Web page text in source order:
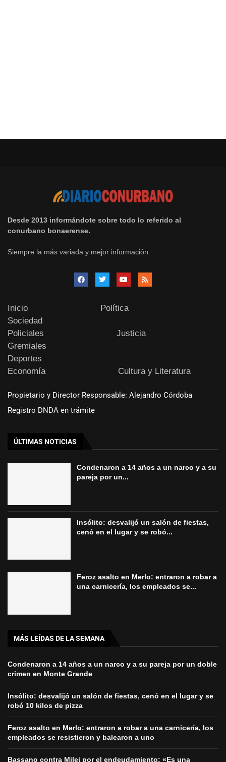
Desde 2013 informándote sobre todo lo referido al
conurbano bonaerense.
Siempre la más variada y mejor información.
Inicio
Política
Sociedad
Policiales
Justicia
Gremiales
Deportes
Economía
Cultura y Literatura
Propietario y Director Responsable: Alejandro Córdoba
Registro DNDA en trámite
ÚLTIMAS NOTICIAS
Condenaron a 14 años a un narco y a su
pareja por un...
Insólito: desvalijó un salón de fiestas,
cenó en el lugar y se robó...
Feroz asalto en Merlo: entraron a robar a
una carnicería, los empleados se...
MÁS LEÍDAS DE LA SEMANA
Condenaron a 14 años a un narco y a su pareja por un doble
crimen en Monte Grande
Insólito: desvalijó un salón de fiestas, cenó en el lugar y se
robó 10 kilos de pizza
Feroz asalto en Merlo: entraron a robar a una carnicería, los
empleados se resistieron y balearon a uno
Bassano contra Milei por el endeudamiento: «Es una